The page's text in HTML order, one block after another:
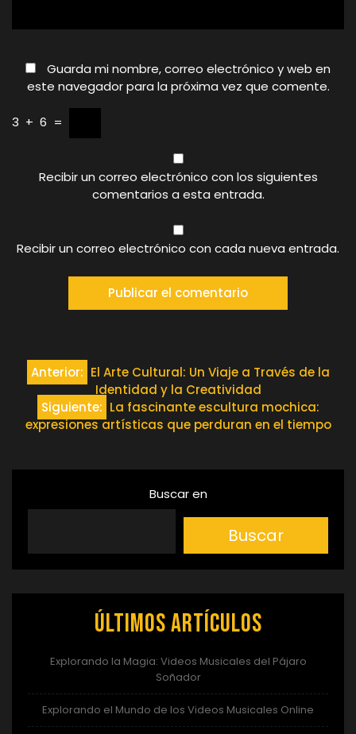
Guarda mi nombre, correo electrónico y web en
este navegador para la próxima vez que comente.
3 + 6 =
Recibir un correo electrónico con los siguientes
comentarios a esta entrada.
Recibir un correo electrónico con cada nueva entrada.
Navegación
entradas
Anterior: El Arte Cultural: Un Viaje a Través de la
Identidad y la Creatividad
Siguiente: La fascinante escultura mochica:
expresiones artísticas que perduran en el tiempo
Buscar en
Buscar
Últimos artículos
Explorando la Magia: Videos Musicales del Pájaro
Soñador
Explorando el Mundo de los Videos Musicales Online